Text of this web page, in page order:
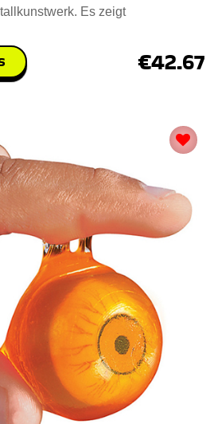
Es zeigt
€42.67